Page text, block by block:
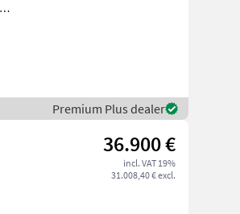
Premium Plus dealer
36.900 €
incl. VAT 19%
31.008,40 € excl.